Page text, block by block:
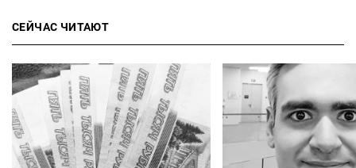
СЕЙЧАС ЧИТАЮТ